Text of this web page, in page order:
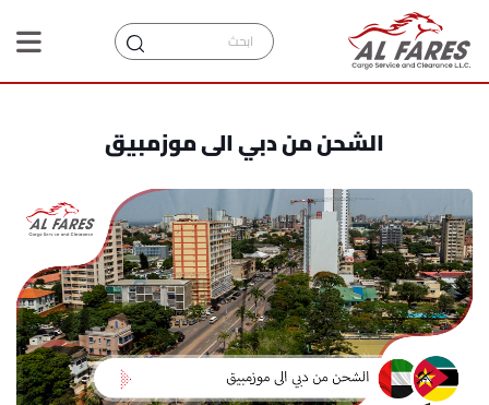
الشحن من دبي الى موزمبيق